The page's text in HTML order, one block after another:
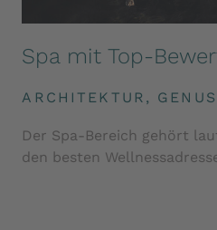
Spa mit Top-
ARCHITEKTUR,
Der Spa-Bereich gehört
den besten